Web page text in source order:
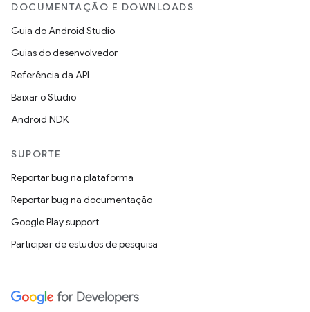
DOCUMENTAÇÃO E DOWNLOADS
Guia do Android Studio
Guias do desenvolvedor
Referência da API
Baixar o Studio
Android NDK
SUPORTE
Reportar bug na plataforma
Reportar bug na documentação
Google Play support
Participar de estudos de pesquisa